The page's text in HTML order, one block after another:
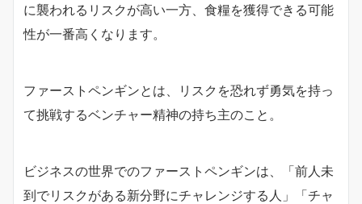
に襲われるリスクが高い一方、食糧を獲得できる可能
性が一番高くなります。
ファーストペンギンとは、リスクを恐れず勇気を持っ
て挑戦するベンチャー精神の持ち主のこと。
ビジネスの世界でのファーストペンギンは、「前人未
到でリスクがある新分野にチャレンジする人」「チャ